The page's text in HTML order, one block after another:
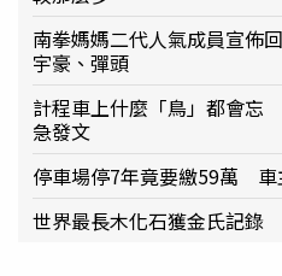
南拳媽媽二代人氣成員宣佈
宇豪、彈頭
計程車上什麼「鳥」都會忘
急發文
停車場停7年竟要繳59萬 車
世界最長木化石獲金氏記錄